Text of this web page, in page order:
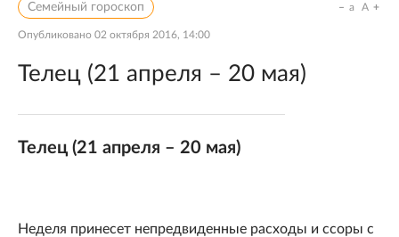
Семейный гороскоп
Опубликовано 02 октября 2016, 14:00
a A
Телец (21 апреля – 20 мая)
Телец (21 апреля – 20 мая)
Неделя принесет непредвиденные расходы и ссоры с